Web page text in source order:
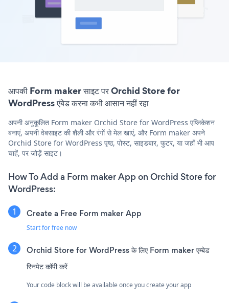
आपकी Form maker साइट पर Orchid Store for
WordPress एंबेड करना कभी आसान नहीं रहा
अपनी अनुकूलित Form maker Orchid Store for WordPress एप्लिकेशन
बनाएं, अपनी वेबसाइट की शैली और रंगों से मेल खाएं, और Form maker अपने
Orchid Store for WordPress पृष्ठ, पोस्ट, साइडबार, फुटर, या जहाँ भी आप
चाहें, पर जोड़ें साइट।
How To Add a Form maker App on Orchid Store for
WordPress:
Create a Free Form maker App
Start for free now
Orchid Store for WordPress के लिए Form maker एम्बेड
स्निपेट कॉपी करें
Your code block will be available once you create your app